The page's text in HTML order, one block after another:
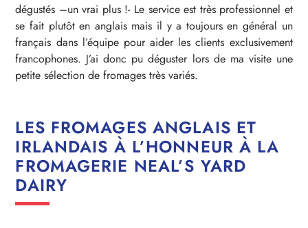
dégustés –un vrai plus !- Le service est très professionnel et
se fait plutôt en anglais mais il y a toujours en général un
français dans l’équipe pour aider les clients exclusivement
francophones. J’ai donc pu déguster lors de ma visite une
petite sélection de fromages très variés.
LES FROMAGES ANGLAIS ET
IRLANDAIS À L’HONNEUR À LA
FROMAGERIE NEAL’S YARD
DAIRY